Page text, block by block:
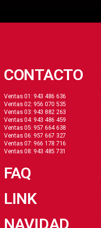
CONTACTO
Ventas 01: 943 486 636
Ventas 02: 956 070 535
Ventas 03: 943 882 263
Ventas 04: 943 486 459
Ventas 05: 957 664 638
Ventas 06: 957 667 327
Ventas 07: 966 178 716
Ventas 08: 943 485 731
FAQ
LINK
NAVIDAD